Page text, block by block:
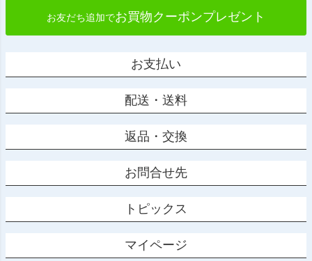
お友だち追加でお買物クーポンプレゼント
お支払い
配送・送料
返品・交換
お問合せ先
トピックス
マイページ